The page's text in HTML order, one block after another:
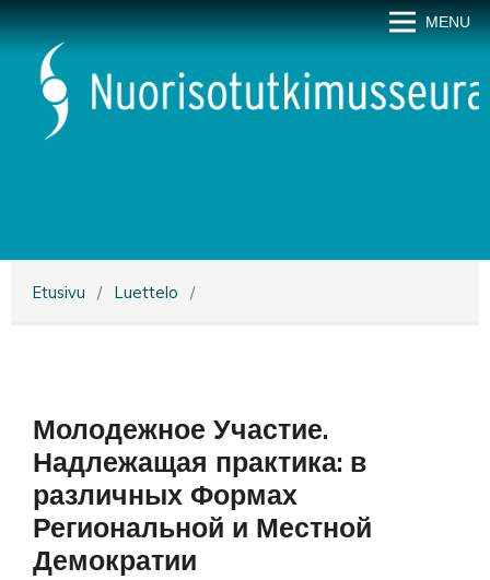
MENU
Etusivu / Luettelo /
Молодежное Участие.
Надлежащая практика: в
различных Формах
Региональной и Местной
Демократии